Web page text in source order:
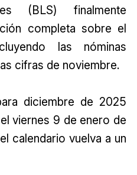
(BLS) finalmente
completa sobre el
las nóminas
cifras de noviembre.
diciembre de 2025
viernes 9 de enero de
calendario vuelva a un